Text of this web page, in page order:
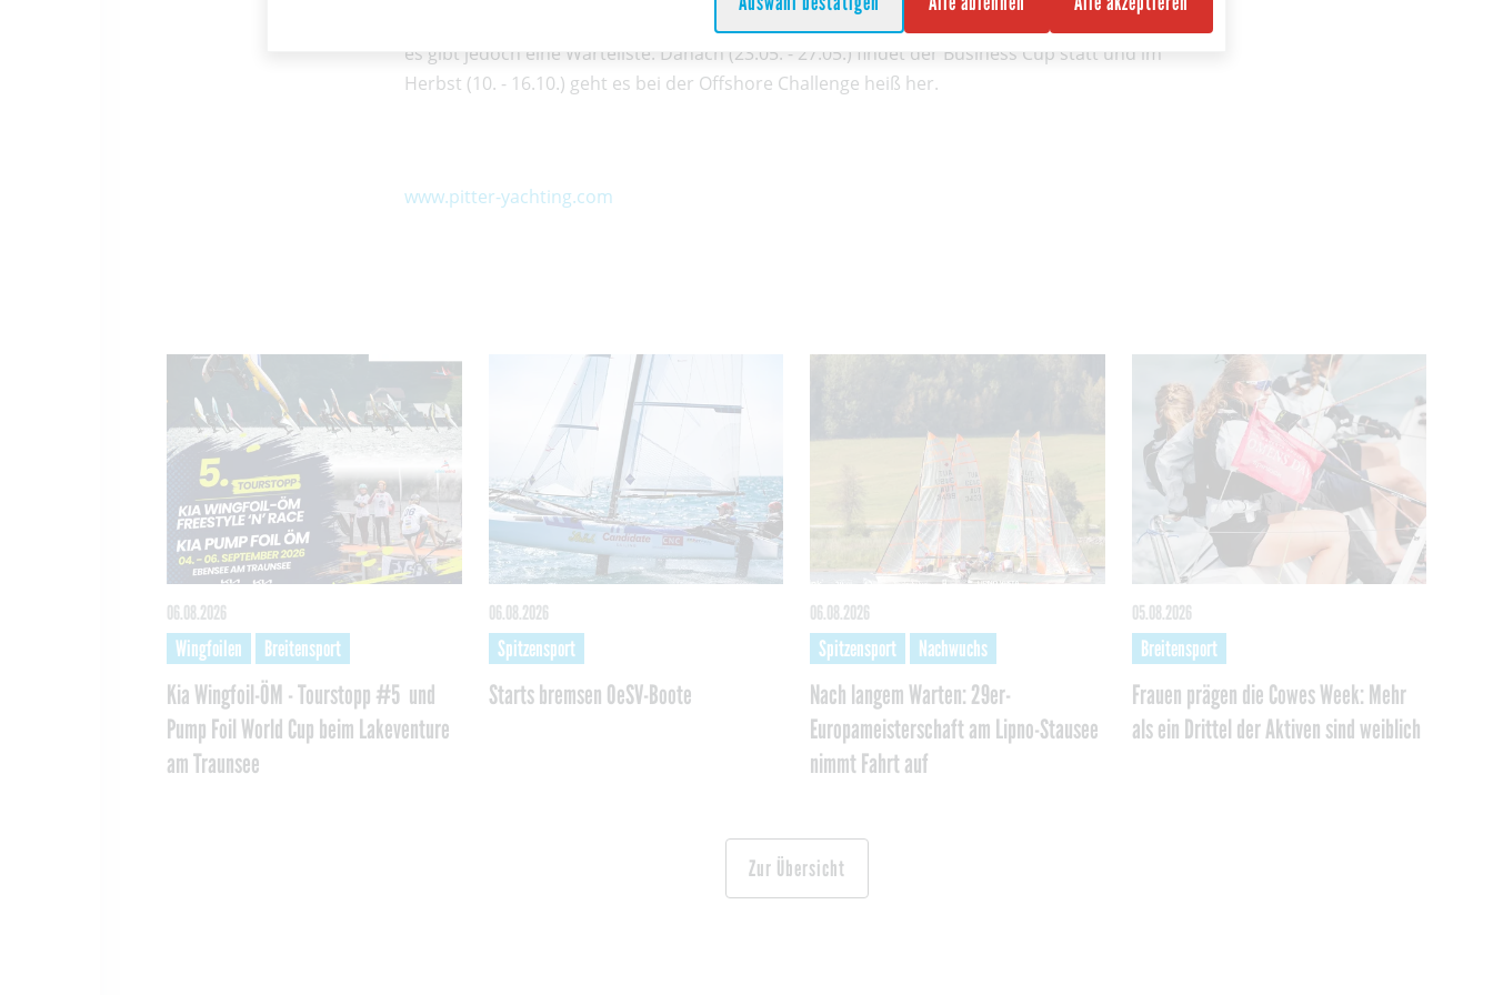
der PITTER KORNATI CUP sein 20jähriges Jubiläum. Die Veranstaltung ist bereits ausgebucht,
es gibt jedoch eine Warteliste. Danach (23.05. - 27.05.) findet der Business Cup statt und im
Herbst (10. - 16.10.) geht es bei der Offshore Challenge heiß her.
www.pitter-yachting.com
Kia Wingfoil-ÖM - Tourstopp #5 und
Pump Foil World Cup beim Lakeventure
am Traunsee
Wingfoilen Breitensport
06.08.2026
Starts bremsen OeSV-Boote
Spitzensport
06.08.2026
Nach langem Warten: 29er-
Europameisterschaft am Lipno-Stausee
nimmt Fahrt auf
Spitzensport Nachwuchs
06.08.2026
Frauen prägen die Cowes Week: Mehr
als ein Drittel der Aktiven sind weiblich
Breitensport
05.08.2026
Zur Übersicht